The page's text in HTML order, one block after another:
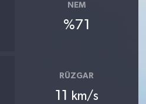
NEM
%71
RÜZGAR
11 km/s